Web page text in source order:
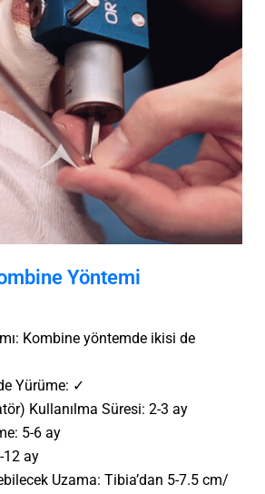
Yöntemi
Kombine yöntemde ikisi de
Yürüme: ✓
Kullanılma Süresi: 2-3 ay
5-6 ay
12 ay
Uzama: Tibia’dan 5-7.5 cm/